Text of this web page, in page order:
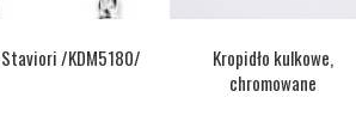
/KDM5180/
Kropidło kulkowe,
chromowane